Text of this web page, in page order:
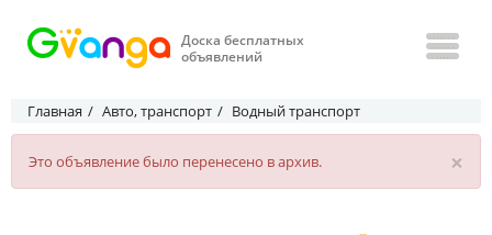
Доска бесплатных
объявлений
Главная Авто, транспорт Водный транспорт
×
Это объявление было перенесено в архив.